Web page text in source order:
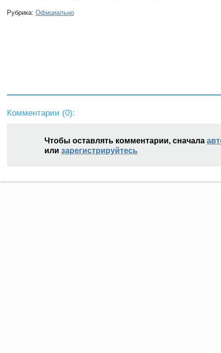
Рубрика: Официально
Комментарии (0):
Чтобы оставлять комментарии, сначала
или зарегистрируйтесь